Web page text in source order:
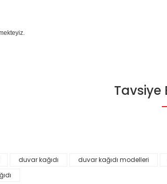
Bu ürüne
ve diğer konularda yetersiz gördüğünüz
Tavsiye
duvar kağıdı duvar kağıdı modelleri